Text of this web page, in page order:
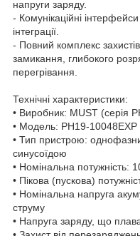
напруги заряду.
- Комунікаційні
інтеграції.
- Повний комплекс
замикання, глибокого
перегрівання.
Технічні характеристики:
• Виробник: MUST (серія
• Модель: PH19-10048EXP
• Тип пристрою:
синусоїдою
• Номінальна потужність:
• Пікова (пускова)
• Номінальна напруга
струму
• Напруга заряду, що